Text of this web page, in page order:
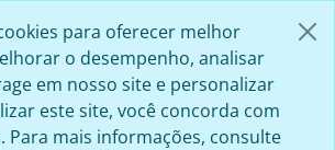
para oferecer melhor
o desempenho, analisar
em nosso site e personalizar
este site, você concorda com
Para mais informações, consulte